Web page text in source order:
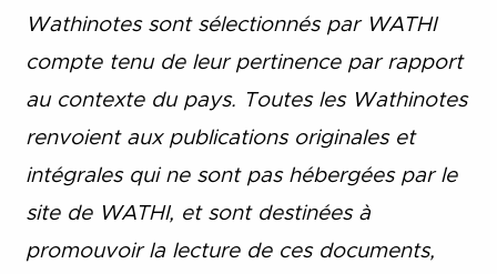
Wathinotes sont sélectionnés par WATHI
compte tenu de leur pertinence par rapport
au contexte du pays. Toutes les Wathinotes
renvoient aux publications originales et
intégrales qui ne sont pas hébergées par le
site de WATHI, et sont destinées à
promouvoir la lecture de ces documents,